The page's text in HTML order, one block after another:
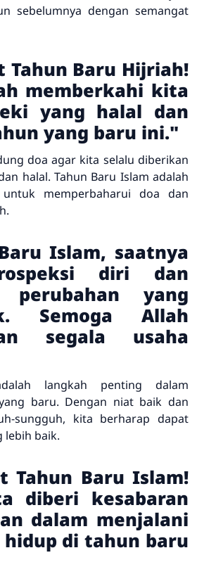
sebelumnya dengan semangat
Tahun Baru Hijriah!
memberkahi kita
yang halal dan
yang baru ini."
doa agar kita selalu diberikan
halal. Tahun Baru Islam adalah
memperbaharui doa dan
Islam, saatnya
diri dan
perubahan yang
Semoga Allah
segala usaha
langkah penting dalam
baru. Dengan niat baik dan
sungguh, kita berharap dapat
lebih baik.
Tahun Baru Islam!
diberi kesabaran
dalam menjalani
di tahun baru